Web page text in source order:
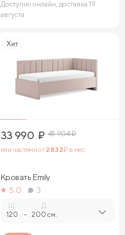
Доступно онлайн, доставка 19
августа
Хит
33 990 ₽ 45 904₽
или частями от2 832₽ в мес.
Кровать Emily
5.0
3
Ш.
120 -
Д.
200 см.